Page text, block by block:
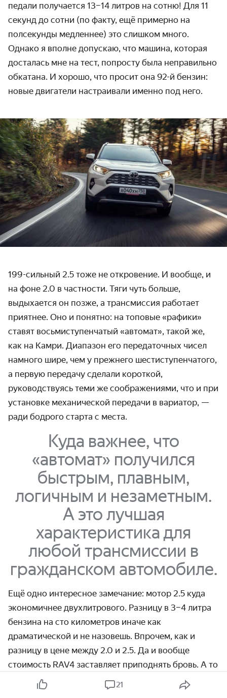
педали получается 13–14 литров на сотню! Для 11
секунд до сотни (по факту, ещё примерно на
полсекунды медленнее) это слишком много.
Однако я вполне допускаю, что машина, которая
досталась мне на тест, попросту была неправильно
обкатана. И хорошо, что просит она 92-й бензин:
новые двигатели настраивали именно под него.
199-сильный 2.5 тоже не откровение. И вообще, и
на фоне 2.0 в частности. Тяги чуть больше,
выдыхается он позже, а трансмиссия работает
приятнее. Оно и понятно: на топовые «рафики»
ставят восьмиступенчатый «автомат», такой же,
как на Камри. Диапазон его передаточных чисел
намного шире, чем у прежнего шестиступенчатого,
а первую передачу сделали короткой,
руководствуясь теми же соображениями, что и при
установке механической передачи в вариатор, —
ради бодрого старта с места.
Куда важнее, что
«автомат» получился
быстрым, плавным,
логичным и незаметным.
А это лучшая
характеристика для
любой трансмиссии в
гражданском автомобиле.
Ещё одно интересное замечание: мотор 2.5 куда
экономичнее двухлитрового. Разницу в 3–4 литра
бензина на сто километров иначе как
драматической и не назовешь. Впрочем, как и
разницу в цене между 2.0 и 2.5. Да и вообще
стоимость RAV4 заставляет приподнять бровь. А то
и сразу две.
21